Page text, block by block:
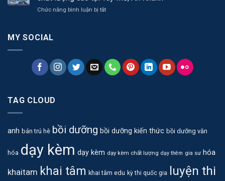
học
để
gian
học
Tâm
Education
Chức năng bình luận bị tắtở
Tâm
cao
Mỗ,
Khánh
MY SOCIAL
TAG CLOUD
anh bán trú hè bồi dưỡng bồi dưỡng kiến thức bồi dưỡng văn
hóa dạy kèm dạy kèm dạy kèm chất lượng dạy thêm gia sư hóa
khaitam khai tâm khai tâm edu kỳ thi quốc gia luyện thi